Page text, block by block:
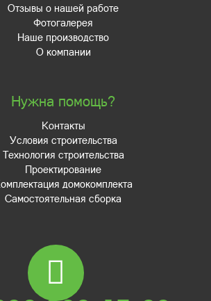
Отзывы о нашей работе
Фотогалерея
Наше производство
О компании
Нужна помощь?
Контакты
Условия строительства
Технология строительства
Проектирование
домокомплекта
Самостоятельная сборка